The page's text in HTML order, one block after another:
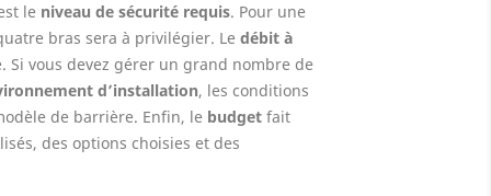
leniveau de sécurité requis. Pour une
bras sera à privilégier. Ledébit à
vous devez gérer un grand nombre de
d’installation, les conditions
de barrière. Enfin, le budgetfait
des options choisies et des